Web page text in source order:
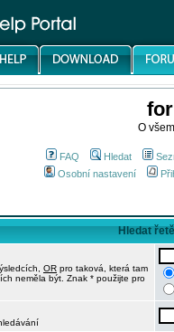
O
FAQ Hledat
Osobní nastavení
Hledat
OR pro taková, která tam
neměla být. Znak * použijte pro